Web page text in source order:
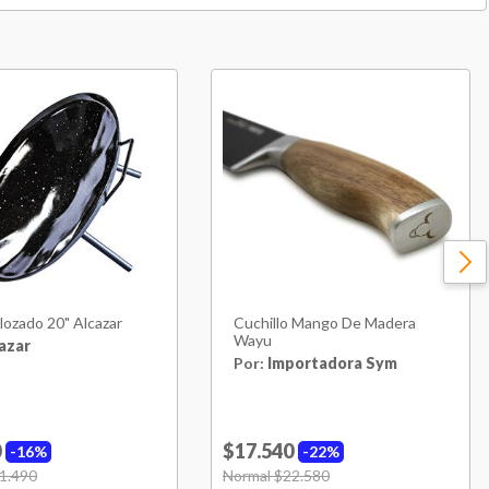
20" Alcazar
16%
from
Cuchillo Mango De Madera
Wayu
Por: Importadora Sym
22%
$17.540
Price reduced from
Normal $22.580